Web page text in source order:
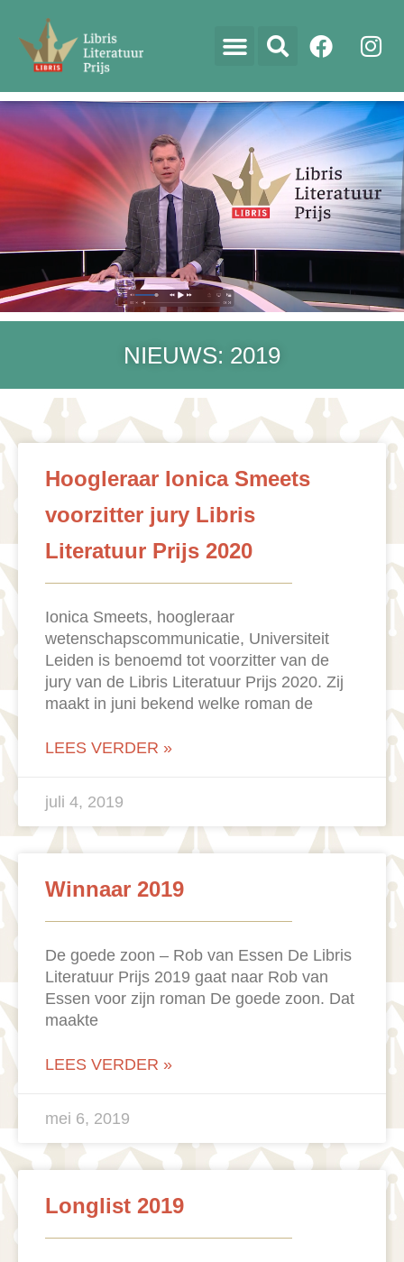
NIEUWS: 2019
Hoogleraar Ionica Smeets
voorzitter jury Libris
Literatuur Prijs 2020
Ionica Smeets, hoogleraar
wetenschapscommunicatie, Universiteit
Leiden is benoemd tot voorzitter van de
jury van de Libris Literatuur Prijs 2020. Zij
maakt in juni bekend welke roman de
LEES VERDER »
juli 4, 2019
Winnaar 2019
De goede zoon – Rob van Essen De Libris
Literatuur Prijs 2019 gaat naar Rob van
Essen voor zijn roman De goede zoon. Dat
maakte
LEES VERDER »
mei 6, 2019
Longlist 2019